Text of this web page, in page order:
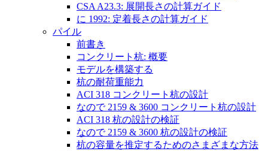
CSA A23.3: 展開長さの計算ガイド
に 1992: 定着長さの計算ガイド
パイル
前書き
コンクリート杭: 概要
モデルを構築する
杭の耐荷重能力
ACI 318 コンクリート杭の設計
なので 2159 & 3600 コンクリート杭の設計
ACI 318 杭の設計の検証
なので 2159 & 3600 杭の設計の検証
杭の容量を推定するためのさまざまな方法